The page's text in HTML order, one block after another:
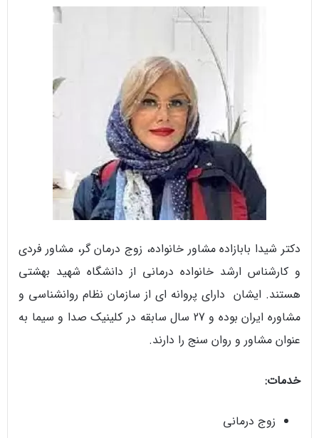
دکتر شیدا بابازاده مشاور خانواده، زوج درمان گر، مشاور فردی
و کارشناس ارشد خانواده درمانی از دانشگاه شهید بهشتی
هستند. ایشان دارای پروانه ای از سازمان نظام روانشناسی و
مشاوره ایران بوده و 27 سال سابقه در کلینیک صدا و سیما به
عنوان مشاور و روان سنج را دارند.
خدمات:
زوج درمانی